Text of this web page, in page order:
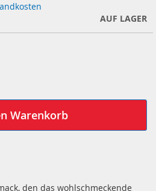
AUF LAGER
Warenkorb
den das wohlschmeckende